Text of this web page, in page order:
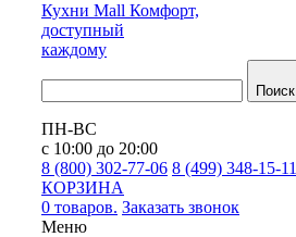
Кухни Mall Комфорт,
доступный
каждому
Поиск
ПН-ВС
с 10:00 до 20:00
8 (800) 302-77-06 8 (499) 348-15-11
КОРЗИНА
0 товаров. Заказать звонок
Меню